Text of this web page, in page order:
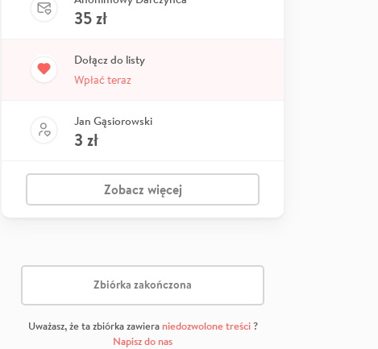
35zł
Dołącz do listy
Wpłać teraz
Jan Gąsiorowski
3 zł
Zobacz więcej
Zbiórka zakończona
Uważasz, że ta zbiórka zawiera niedozwolone treści?
Napisz do nas